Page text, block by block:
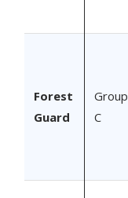
Forest
Guard
Group
C